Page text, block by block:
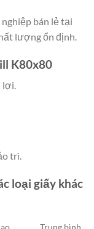
bán lẻ tại
lượng ổn định.
K80x80
lợi.
trì.
loại giấy khác
Trung bình